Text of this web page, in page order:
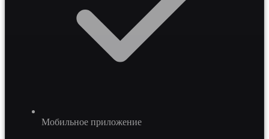
Мобильное приложение